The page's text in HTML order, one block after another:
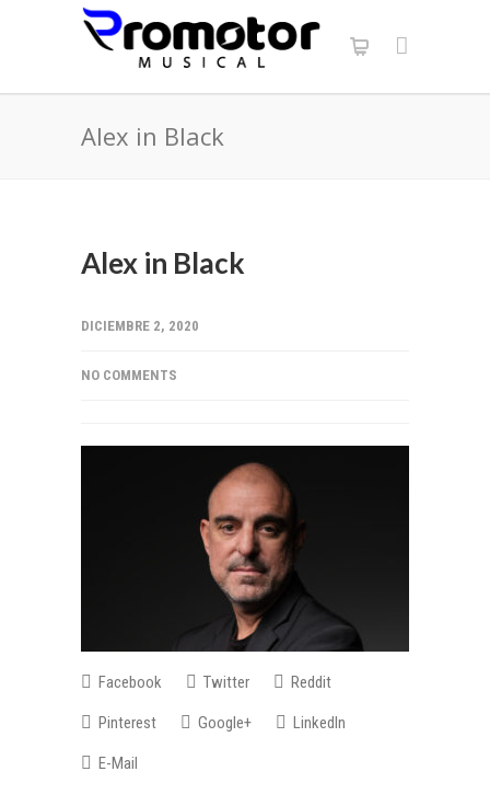
Alex in Black
Alex in Black
DICIEMBRE 2, 2020
NO COMMENTS
Facebook Twitter Reddit
Pinterest Google+ LinkedIn
E-Mail